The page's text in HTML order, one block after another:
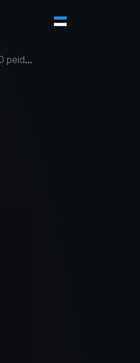
Minecraft: 10 peidetud funktsiooni, mida peaksid teadma